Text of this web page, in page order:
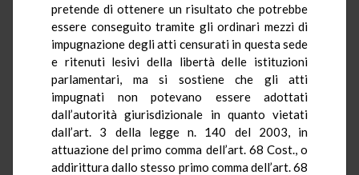
pretende di ottenere un risultato che potrebbe
essere conseguito tramite gli ordinari mezzi di
impugnazione degli atti censurati in questa sede
e ritenuti lesivi della libertà delle istituzioni
parlamentari, ma si sostiene che gli atti
impugnati non potevano essere adottati
dall’autorità giurisdizionale in quanto vietati
dall’art. 3 della legge n. 140 del 2003, in
attuazione del primo comma dell’art. 68 Cost., o
addirittura dallo stesso primo comma dell’art. 68